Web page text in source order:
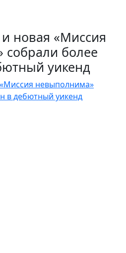
новая «Миссия
более
уикенд
невыполнима»
в дебютный уикенд